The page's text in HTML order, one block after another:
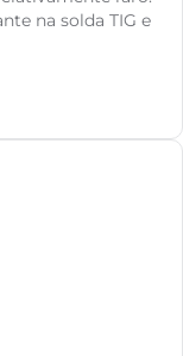
na solda TIG e